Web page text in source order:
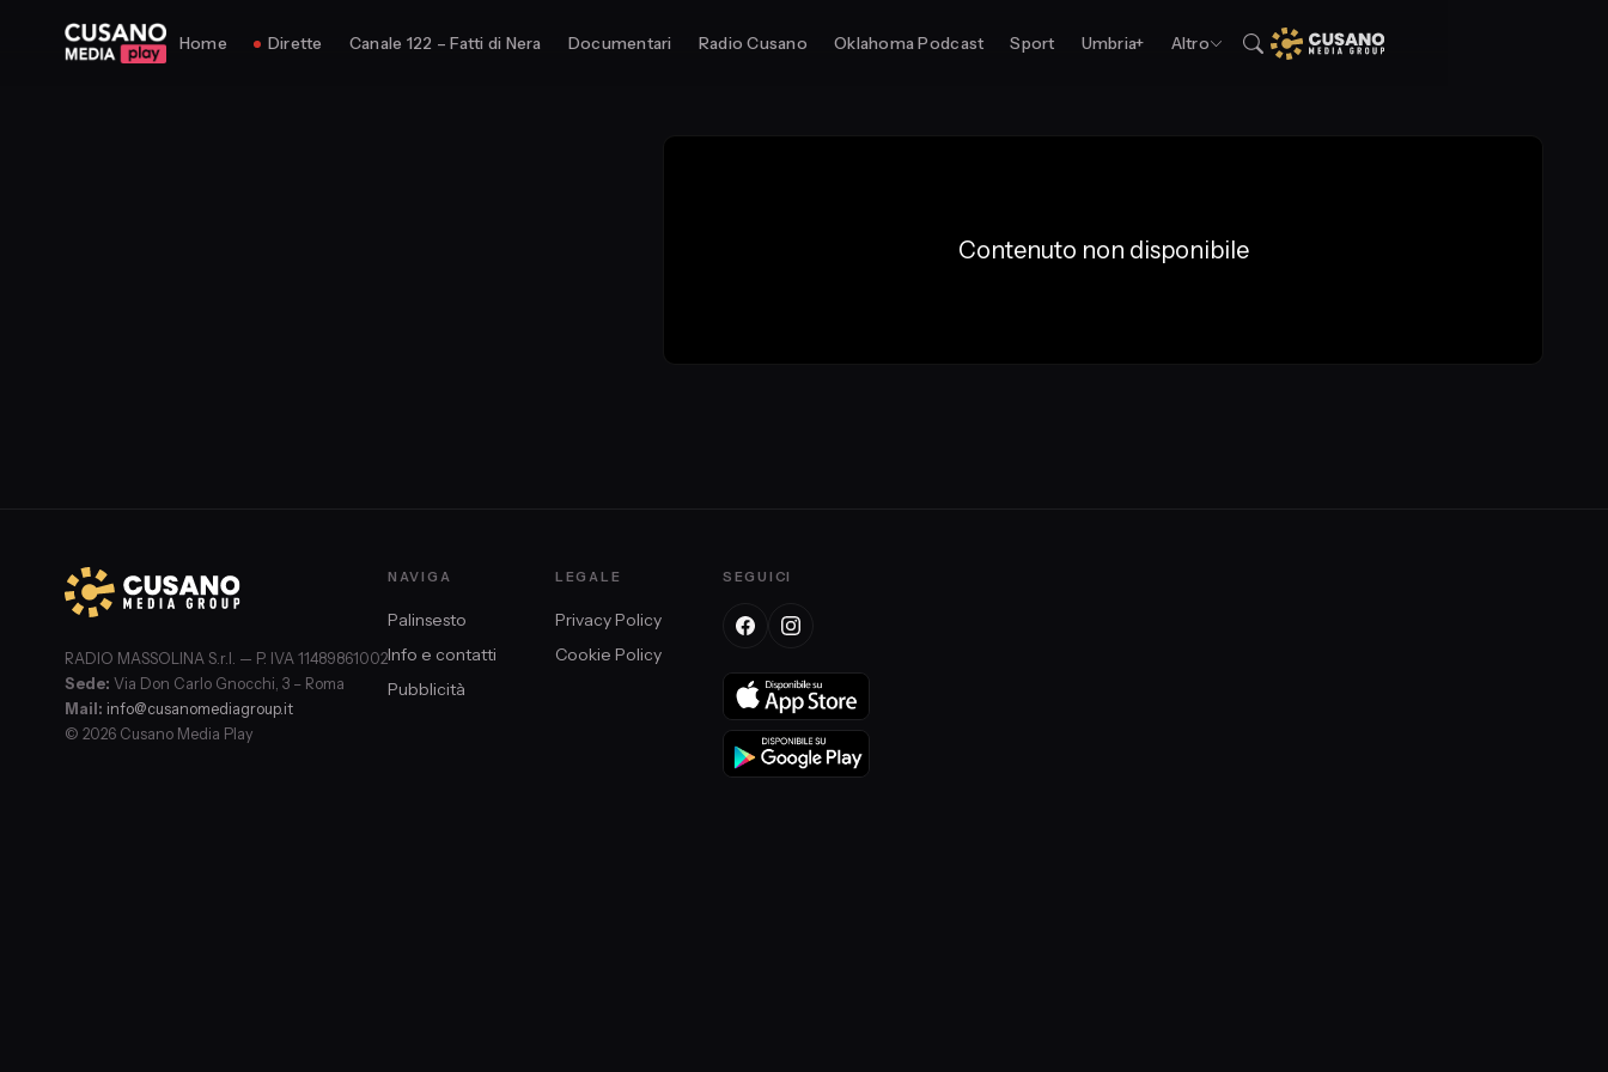
Home Dirette Canale 122 – Fatti di Nera Documentari Radio Cusano Oklahoma Podcast Sport Umbria+ Altro
Contenuto non disponibile
RADIO MASSOLINA S.r.l. — P. IVA 11489861002
Sede: Via Don Carlo Gnocchi, 3 – Roma
Mail: info@cusanomediagroup.it
© 2026 Cusano Media Play
NAVIGA
Palinsesto
Info e contatti
Pubblicità
LEGALE
Privacy Policy
Cookie Policy
SEGUICI